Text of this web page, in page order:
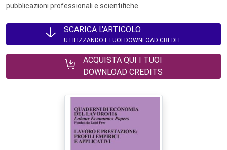
pubblicazioni professionali e scientifiche.
SCARICA L'ARTICOLO
UTILIZZANDO I TUOI DOWNLOAD CREDIT
ACQUISTA QUI I TUOI
DOWNLOAD CREDITS